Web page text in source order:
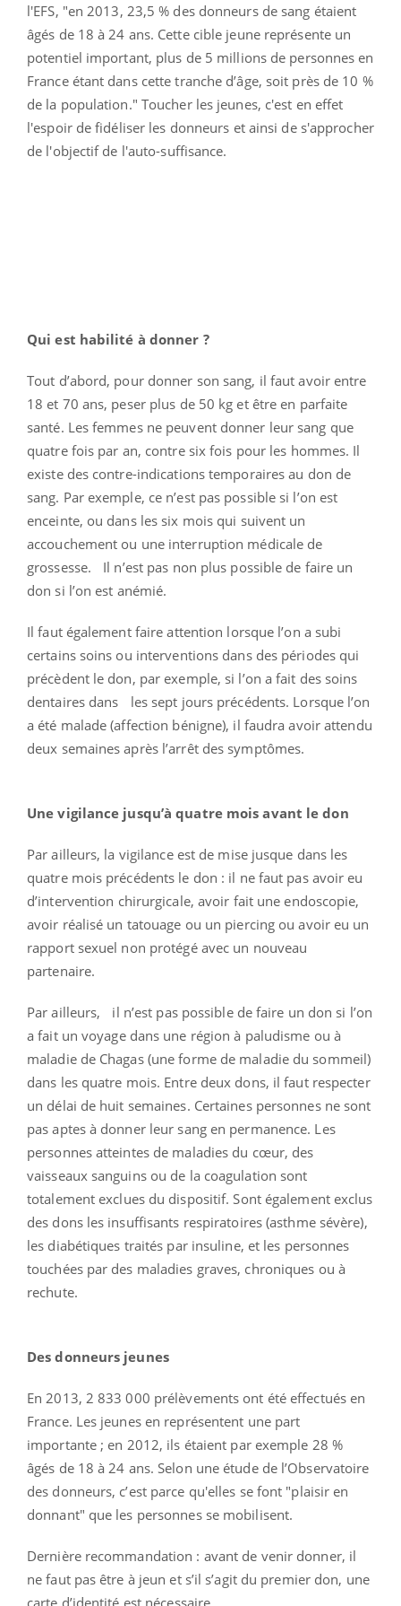
l'EFS, "en 2013, 23,5 % des donneurs de sang étaient
âgés de 18 à 24 ans. Cette cible jeune représente un
potentiel important, plus de 5 millions de personnes en
France étant dans cette tranche d’âge, soit près de 10 %
de la population." Toucher les jeunes, c'est en effet
l'espoir de fidéliser les donneurs et ainsi de s'approcher
de l'objectif de l'auto-suffisance.
Qui est habilité à donner ?
Tout d’abord, pour donner son sang, il faut avoir entre
18 et 70 ans, peser plus de 50 kg et être en parfaite
santé. Les femmes ne peuvent donner leur sang que
quatre fois par an, contre six fois pour les hommes. Il
existe des contre-indications temporaires au don de
sang. Par exemple, ce n’est pas possible si l’on est
enceinte, ou dans les six mois qui suivent un
accouchement ou une interruption médicale de
grossesse. Il n’est pas non plus possible de faire un
don si l’on est anémié.
Il faut également faire attention lorsque l’on a subi
certains soins ou interventions dans des périodes qui
précèdent le don, par exemple, si l’on a fait des soins
dentaires dans les sept jours précédents. Lorsque l’on
a été malade (affection bénigne), il faudra avoir attendu
deux semaines après l’arrêt des symptômes.
Une vigilance jusqu’à quatre mois avant le don
Par ailleurs, la vigilance est de mise jusque dans les
quatre mois précédents le don : il ne faut pas avoir eu
d’intervention chirurgicale, avoir fait une endoscopie,
avoir réalisé un tatouage ou un piercing ou avoir eu un
rapport sexuel non protégé avec un nouveau
partenaire.
Par ailleurs, il n’est pas possible de faire un don si l’on
a fait un voyage dans une région à paludisme ou à
maladie de Chagas (une forme de maladie du sommeil)
dans les quatre mois. Entre deux dons, il faut respecter
un délai de huit semaines. Certaines personnes ne sont
pas aptes à donner leur sang en permanence. Les
personnes atteintes de maladies du cœur, des
vaisseaux sanguins ou de la coagulation sont
totalement exclues du dispositif. Sont également exclus
des dons les insuffisants respiratoires (asthme sévère),
les diabétiques traités par insuline, et les personnes
touchées par des maladies graves, chroniques ou à
rechute.
Des donneurs jeunes
En 2013, 2 833 000 prélèvements ont été effectués en
France. Les jeunes en représentent une part
importante ; en 2012, ils étaient par exemple 28 %
âgés de 18 à 24 ans. Selon une étude de l’Observatoire
des donneurs, c’est parce qu'elles se font "plaisir en
donnant" que les personnes se mobilisent.
Dernière recommandation : avant de venir donner, il
ne faut pas être à jeun et s’il s’agit du premier don, une
carte d’identité est nécessaire.